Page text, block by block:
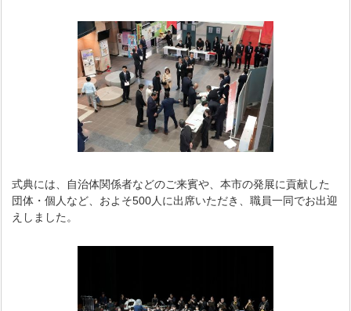
式典には、自治体関係者などのご来賓や、本市の発展に貢献した
団体・個人など、およそ500人に出席いただき、職員一同でお出迎
えしました。